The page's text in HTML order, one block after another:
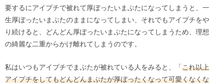
要するにアイプチで被れて厚ぼったいまぶたになってしまうと、一
生厚ぼったいまぶたのままになってしまい、それでもアイプチをや
り続けると、どんどん厚ぼったいまぶたになってしまうため、理想
の綺麗な二重からかけ離れてしまうのです。
私はいつもアイプチでまぶたが被れている人をみると、「 これ以上
アイプチをしてもどんどんまぶたが厚ぼったくなって可愛くなくな